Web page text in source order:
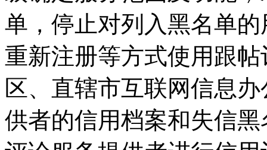
单，停止对列入黑名单
重新注册等方式使用跟
区、直辖市互联网信息
供者的信用档案和失信